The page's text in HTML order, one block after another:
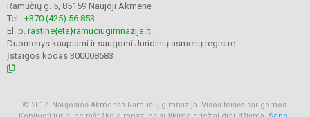
Ramučių g. 5, 85159 Naujoji Akmenė
Tel.: +370 (425) 56 853
El. p. rastine{eta}ramuciugimnazija.lt
Duomenys kaupiami ir saugomi Juridinių asmenų registre
Įstaigos kodas 300008683
© 2017. Naujosios Akmenės Ramučių gimnazija. Visos teisės saugomos.